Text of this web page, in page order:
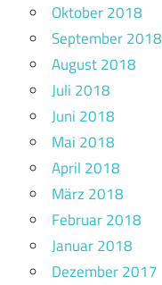
Oktober 2018
September 2018
August 2018
Juli 2018
Juni 2018
Mai 2018
April 2018
März 2018
Februar 2018
Januar 2018
Dezember 2017